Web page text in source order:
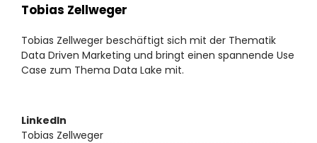
Tobias Zellweger
Tobias Zellweger beschäftigt sich mit der Thematik
Data Driven Marketing und bringt einen spannende Use
Case zum Thema Data Lake mit.
LinkedIn
Tobias Zellweger